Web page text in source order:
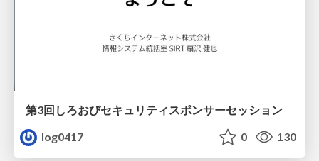
第3回しろおびセキュリティスポンサーセッション
log0417
0 130